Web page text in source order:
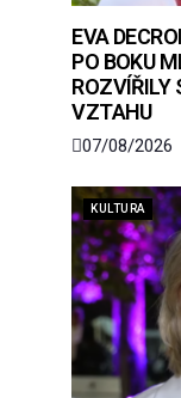
EVA
PO BOKU
ROZVÍŘILY
VZTAHU
07/08/2026
KULTURA